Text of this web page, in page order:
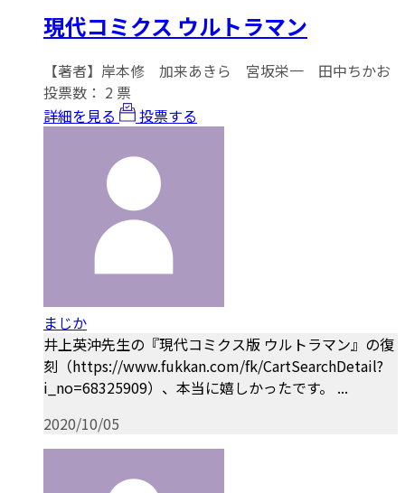
現代コミクス ウルトラマン
【著者】岸本修 加来あきら 宮坂栄一 田中ちかお
投票数： 2 票
詳細を見る
投票する
まじか
井上英沖先生の『現代コミクス版 ウルトラマン』の復
刻（https://www.fukkan.com/fk/CartSearchDetail?
i_no=68325909）、本当に嬉しかったです。 ...
2020/10/05